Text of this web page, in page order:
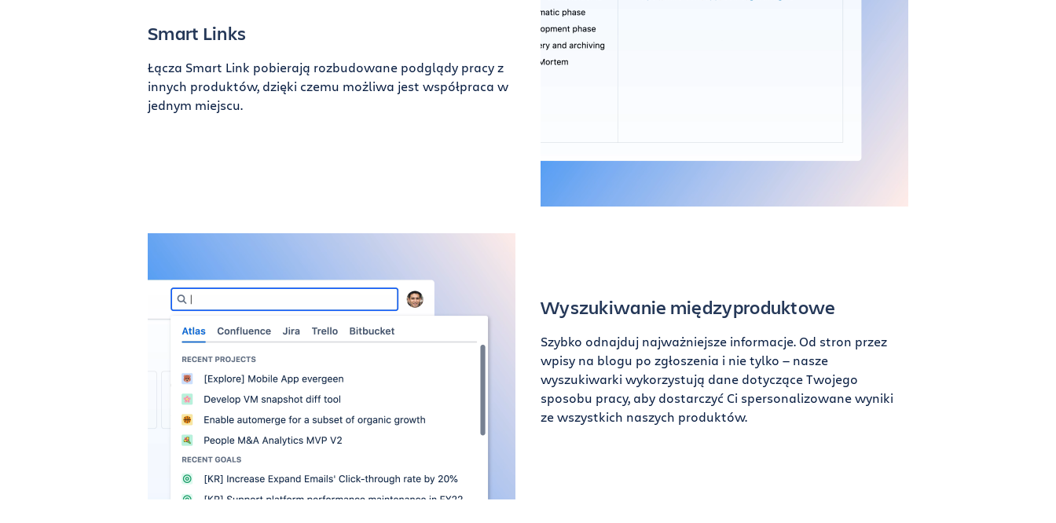
Smart Links
Łącza Smart Link pobierają rozbudowane podglądy pracy z
innych produktów, dzięki czemu możliwa jest współpraca w
jednym miejscu.
Wyszukiwanie międzyproduktowe
Szybko odnajduj najważniejsze informacje. Od stron przez
wpisy na blogu po zgłoszenia i nie tylko — nasze
wyszukiwarki wykorzystują dane dotyczące Twojego
sposobu pracy, aby dostarczyć Ci spersonalizowane wyniki
ze wszystkich naszych produktów.